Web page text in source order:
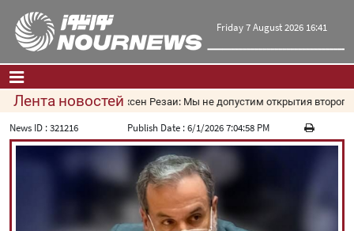
Friday 7 August 2026 16:41
Главная|Контакты|О нас
Культура и общество
Политика
Лента новостейМохсен Резаи: Мы не допустим открытия второго
News ID :321216 Publish Date :6/1/2026 7:04:58 PM